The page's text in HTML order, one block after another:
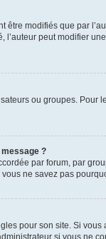
être modifiés que par
l’auteur peut modifier
ou groupes.
?
par forum, par
ne savez pas
pour son site. Si
si vous ne